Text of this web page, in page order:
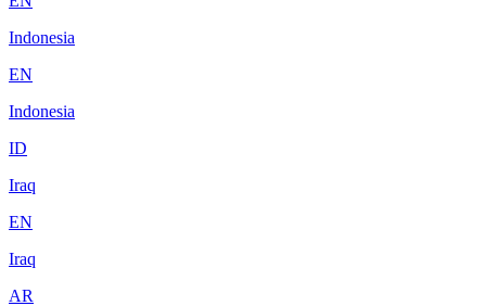
Indonesia
EN
Indonesia
ID
Iraq
EN
Iraq
AR